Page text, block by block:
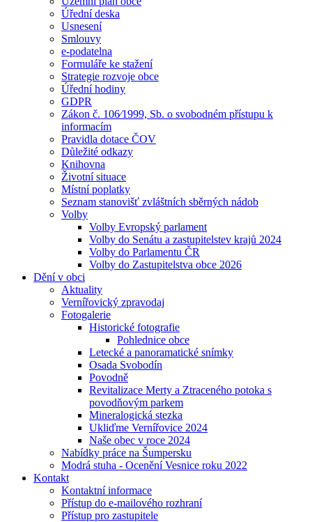
Úřední deska
Usnesení
Smlouvy
e-podatelna
Formuláře ke stažení
Strategie rozvoje obce
Úřední hodiny
GDPR
Zákon č. 106⁄1999, Sb. o svobodném přístupu k
informacím
Pravidla dotace ČOV
Důležité odkazy
Knihovna
Životní situace
Místní poplatky
Seznam stanovišť zvláštních sběrných nádob
Volby
Volby Evropský parlament
Volby do Senátu a zastupitelstev krajů 2024
Volby do Parlamentu ČR
Volby do Zastupitelstva obce 2026
Dění v obci
Aktuality
Vernířovický zpravodaj
Fotogalerie
Historické fotografie
Pohlednice obce
Letecké a panoramatické snímky
Osada Svobodín
Povodně
Revitalizace Merty a Ztraceného potoka s
povodňovým parkem
Mineralogická stezka
Ukliďme Vernířovice 2024
Naše obec v roce 2024
Nabídky práce na Šumpersku
Modrá stuha - Ocenění Vesnice roku 2022
Kontakt
Kontaktní informace
Přístup do e-mailového rozhraní
Přístup pro zastupitele